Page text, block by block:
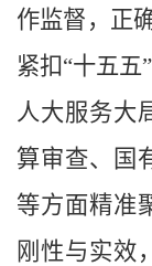
作监督，正
紧扣“十五
人大服务大
算审查、国
等方面精准
刚性与实效